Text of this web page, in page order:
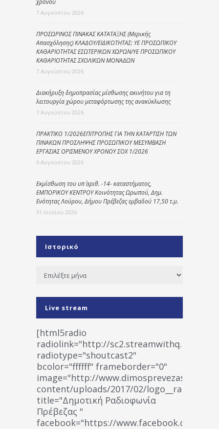
7 Αυγούστου 2026
ΠΡΟΣΩΡΙΝΟΣ ΠΙΝΑΚΑΣ ΚΑΤΑΤΑΞΗΣ (Μερικής
Απασχόλησης) ΚΛΑΔΟΥ/ΕΙΔΙΚΟΤΗΤΑΣ: ΥΕ ΠΡΟΣΩΠΙΚΟΥ
ΚΑΘΑΡΙΟΤΗΤΑΣ ΕΣΩΤΕΡΙΚΩΝ ΧΩΡΩΝ/ΥΕ ΠΡΟΣΩΠΙΚΟΥ
ΚΑΘΑΡΙΟΤΗΤΑΣ ΣΧΟΛΙΚΩΝ ΜΟΝΑΔΩΝ
7 Αυγούστου 2026
Διακήρυξη δημοπρασίας μίσθωσης ακινήτου για τη
λειτουργία χώρου μεταφόρτωσης της ανακύκλωσης
7 Αυγούστου 2026
ΠΡΑΚΤΙΚΟ 1/2026ΕΠΙΤΡΟΠΗΣ ΓΙΑ ΤΗΝ ΚΑΤΑΡΤΙΣΗ ΤΩΝ
ΠΙΝΑΚΩΝ ΠΡΟΣΛΗΨΗΣ ΠΡΟΣΩΠΙΚΟΥ ΜΕΣΥΜΒΑΣΗ
ΕΡΓΑΣΙΑΣ ΟΡΙΣΜΕΝΟΥ ΧΡΟΝΟΥ ΣΟΧ 1/2026
6 Αυγούστου 2026
Εκμίσθωση του υπ΄ αριθ. -14- καταστήματος,
ΕΜΠΟΡΙΚΟΥ ΚΕΝΤΡΟΥ Κοινότητας Ωρωπού, Δημ.
Ενότητας Λούρου, Δήμου Πρέβεζας εμβαδού 17,50 τ.μ.
31 Ιουλίου 2026
Ιστορικό
Ιστορικό
Live stream
[html5radio
radiolink="http://
radiotype="shoutcast2"
bcolor="ffffff" frameborder="0"
image="http://www.dimosprevezas.gr/wp-
content/uploads/2017/02/
title="Δημοτική Ραδιοφωνία
Πρέβεζας "
facebook="https://www.facebook.com/